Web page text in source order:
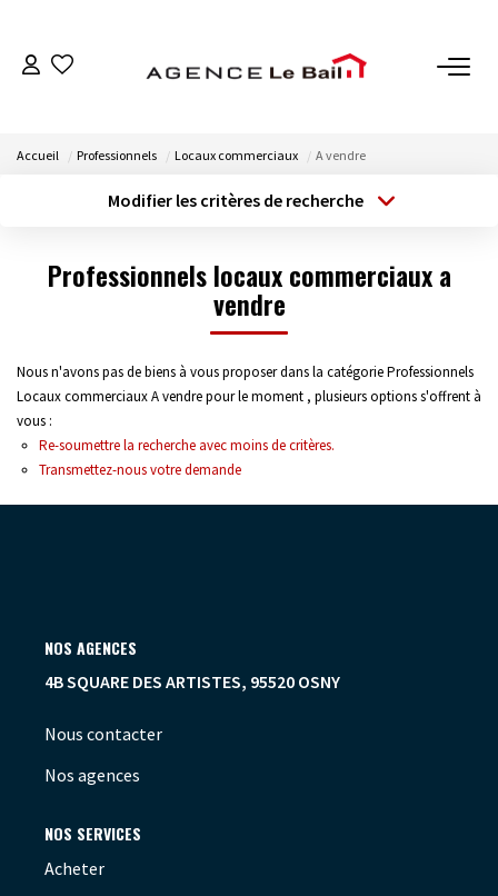
GESTION
Espace Propriétaire
Espace Locataire
NOTRE AGENCE
Accueil Professionnels Locaux commerciaux A vendre
Modifier les critères de recherche
Sélectionnez...
Type de bien
Créer une alerte
Professionnels locaux commerciaux a
vendre
Nous n'avons pas de biens à vous proposer dans la catégorie Professionnels
Locaux commerciaux A vendre pour le moment , plusieurs options s'offrent à
vous :
Re-soumettre la recherche avec moins de critères.
Transmettez-nous votre demande
NOS AGENCES
4B SQUARE DES ARTISTES, 95520 OSNY
Nous contacter
Nos agences
NOS SERVICES
Acheter